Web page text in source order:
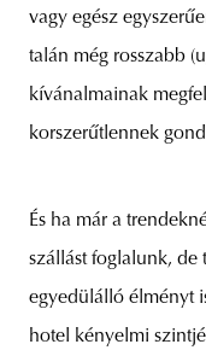
vagy egész
talán még rosszabb
kívánalmainak
korszerűtlennek
És ha már a
szállást foglalunk, de
egyedülálló élményt
hotel kényelmi